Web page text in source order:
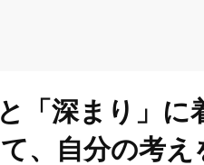
深まり」に
自分の考え